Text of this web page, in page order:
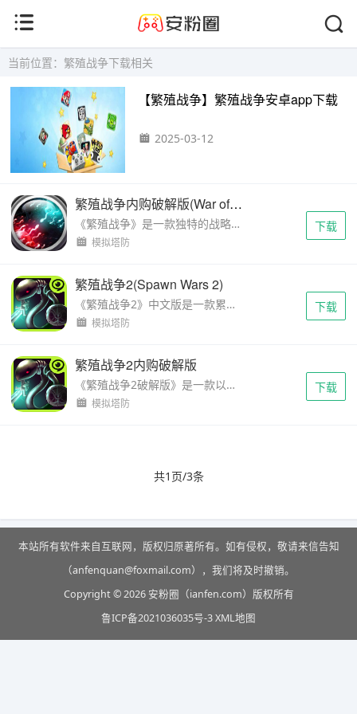
当前位置：繁殖战争下载相关
【繁殖战争】繁殖战争安卓app下载
2025-03-12
繁殖战争内购破解版(War of Reproduction)
《繁殖战争》是一款独特的战略游戏，以微观视角展现了一场激烈的生存与竞争之战。玩家扮演精子部队的指挥官，在这场智慧与力量并存的战斗中，目标是击败敌方（蓝色精子），保护并争夺...
模拟塔防
下载
繁殖战争2(Spawn Wars 2)
《繁殖战争2》中文版是一款累计下载量达700万次的全球热门策略游戏。作为系列续作，它引入了更多样化的个体和更复杂的战略模式，新增的动作战斗系统使其超越前作。游戏中，玩家置身于...
模拟塔防
下载
繁殖战争2内购破解版
《繁殖战争2破解版》是一款以细胞生存与竞争为主题的策略模拟游戏。玩家将操控精子细胞，在3000万竞争者中脱颖而出，历经漫长而艰难的旅程，最终抵达卵细胞完成“诞生”。游戏融合了战...
模拟塔防
下载
共1页/3条
本站所有软件来自互联网，版权归原著所有。如有侵权，敬请来信告知
（anfenquan@foxmail.com），我们将及时撤销。
Copyright © 2026 安粉圈（ianfen.com）版权所有
鲁ICP备2021036035号-3XML地图